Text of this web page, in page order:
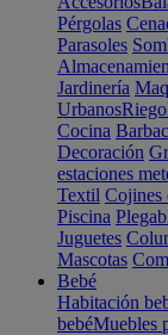
Pérgolas
Parasoles
Jardinería
UrbanosRiego
Cocina
Decoración
estaciones
Textil Cojines
Piscina
Juguetes
Mascotas
Bebé
Habitación
bebéMuebles